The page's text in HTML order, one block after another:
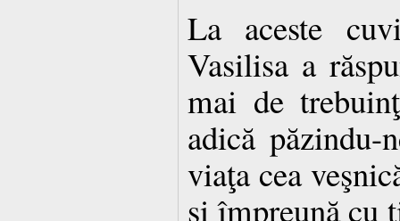
La aceste
Vasilisa a
mai de
adică păzindu-
viaţa cea
şi împreună cu